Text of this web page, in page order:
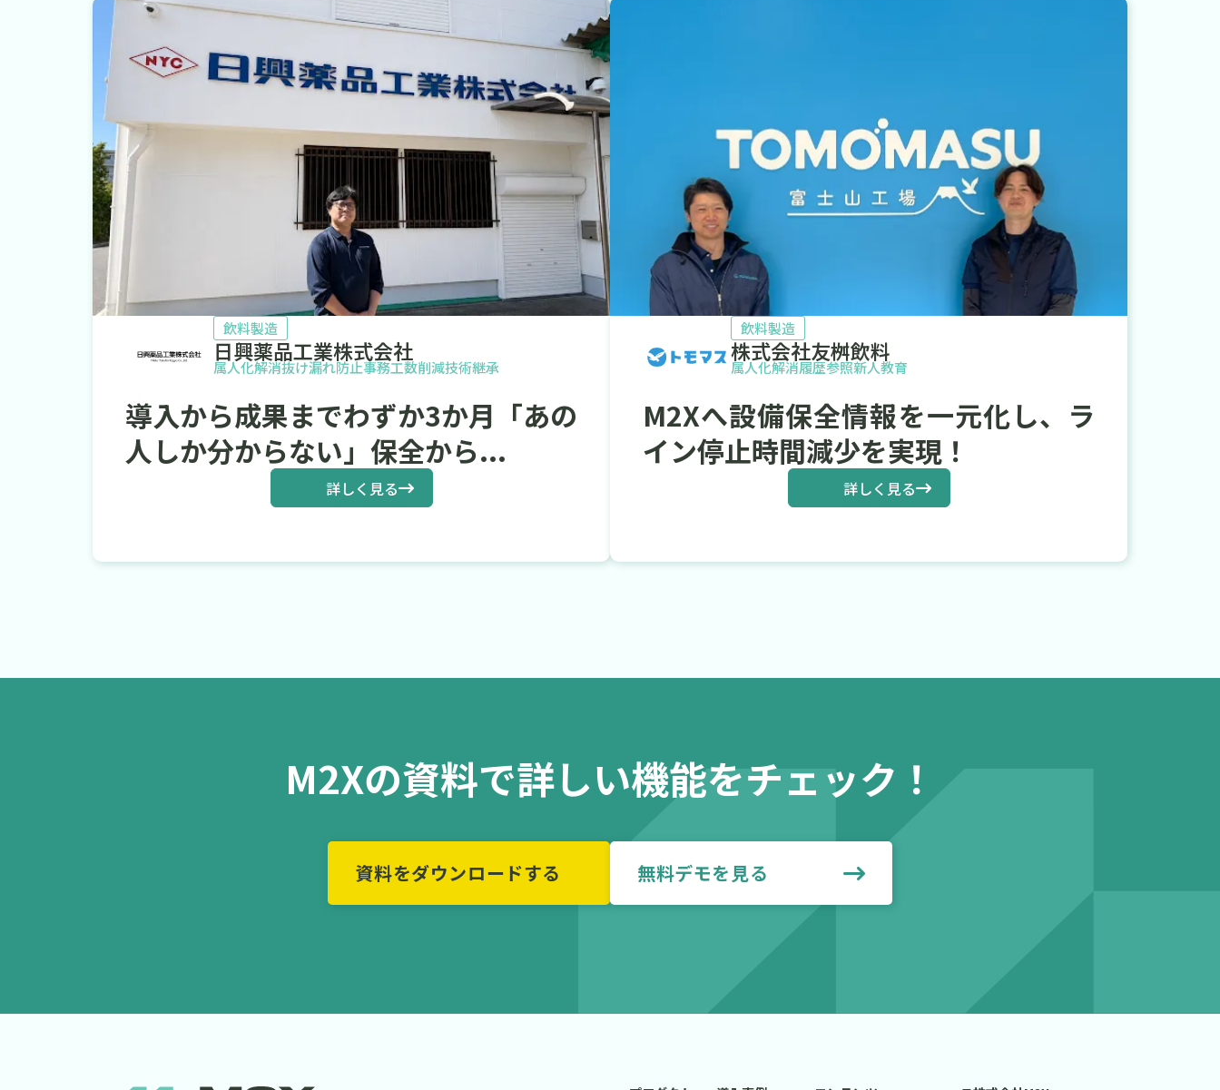
飲料製造
日興薬品工業株式会社
属人化解消抜け漏れ防止事務工数削減技術継承
導入から成果までわずか3か月「あの
人しか分からない」保全から...
詳しく見る
飲料製造
株式会社友桝飲料
属人化解消履歴参照新人教育
M2Xへ設備保全情報を一元化し、ラ
イン停止時間減少を実現！
詳しく見る
M2Xの資料で詳しい機能をチェック！
資料をダウンロードする 無料デモを見る